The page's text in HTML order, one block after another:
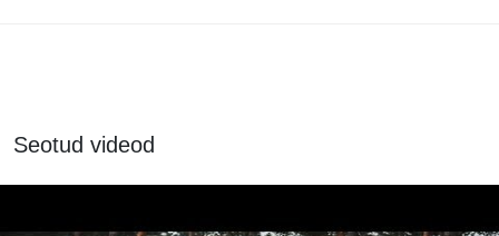
Seotud videod